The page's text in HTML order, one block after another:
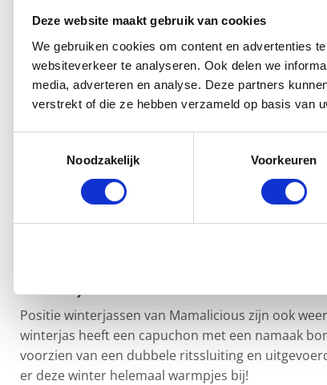
Deze website maakt gebruik van cookies
We gebruiken cookies om content en advertenties
websiteverkeer te analyseren. Ook delen we
media, adverteren en analyse. Deze partners
verstrekt of die ze hebben verzameld op basis van
Noodzakelijk
Voorkeuren
Positie winterjassen van Mamalicious zijn ook
winterjas heeft een capuchon met een namaak
voorzien van een dubbele ritssluiting en
er deze winter helemaal warmpjes bij!